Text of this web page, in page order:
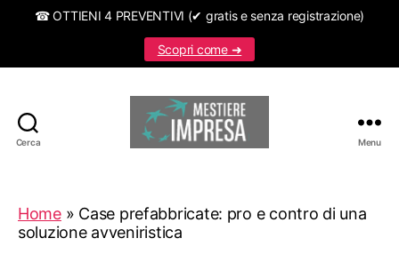
☎ OTTIENI 4 PREVENTIVI (✔ gratis e senza registrazione)
Scopri come ➜
Cerca Menu
Home» Case prefabbricate: pro e contro di una
soluzione avveniristica